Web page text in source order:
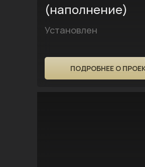
(наполнение)
Установлен
ПОДРОБНЕЕ О